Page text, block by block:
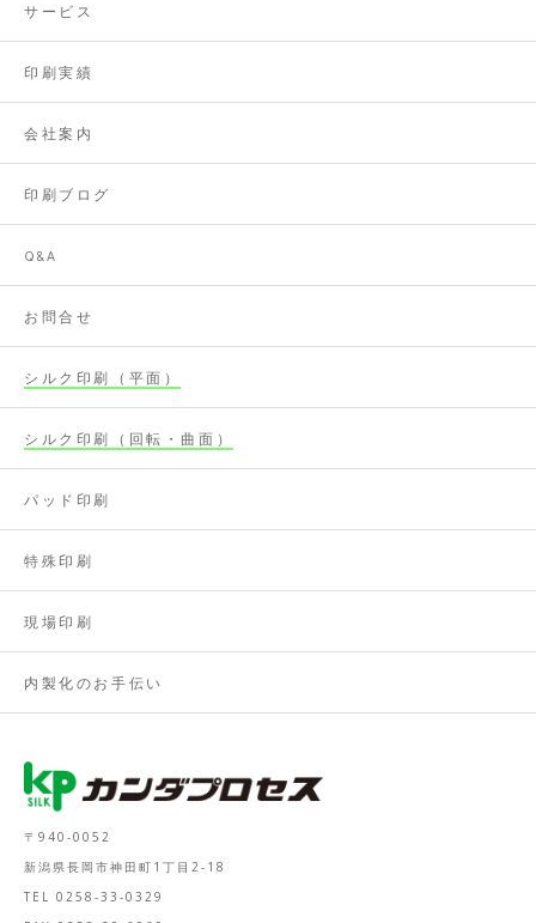
サービス
印刷実績
会社案内
印刷ブログ
Q&A
お問合せ
シルク印刷（平面）
シルク印刷（回転・曲面）
パッド印刷
特殊印刷
現場印刷
内製化のお手伝い
〒940-0052
新潟県長岡市神田町1丁目2-18
TEL 0258-33-0329